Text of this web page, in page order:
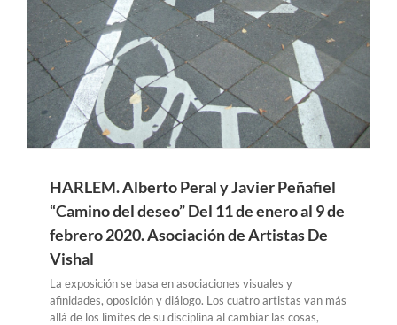
HARLEM. Alberto Peral y Javier Peñafiel
“Camino del deseo” Del 11 de enero al 9 de
febrero 2020. Asociación de Artistas De
Vishal
La exposición se basa en asociaciones visuales y
afinidades, oposición y diálogo. Los cuatro artistas van más
allá de los límites de su disciplina al cambiar las cosas,